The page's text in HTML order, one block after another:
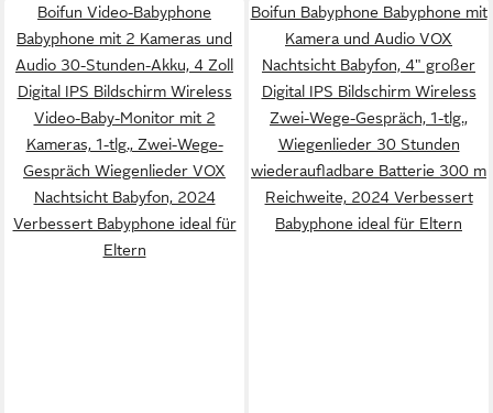
Boifun Video-Babyphone
Babyphone mit 2 Kameras und
Audio 30-Stunden-Akku, 4 Zoll
Digital IPS Bildschirm Wireless
Video-Baby-Monitor mit 2
Kameras, 1-tlg., Zwei-Wege-
Gespräch Wiegenlieder VOX
Nachtsicht Babyfon, 2024
Verbessert Babyphone ideal für
Eltern
Boifun Babyphone Babyphone mit
Kamera und Audio VOX
Nachtsicht Babyfon, 4" großer
Digital IPS Bildschirm Wireless
Zwei-Wege-Gespräch, 1-tlg.,
Wiegenlieder 30 Stunden
wiederaufladbare Batterie 300 m
Reichweite, 2024 Verbessert
Babyphone ideal für Eltern